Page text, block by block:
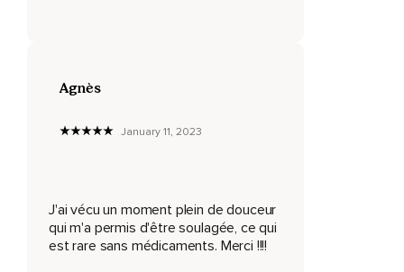
La tristesse,
Observez chaque événement avec douceur et présence,
Sans repousser,
Agnès
January 11, 2023
J'ai vécu un moment plein de douceur
qui m'a permis d'être soulagée, ce qui
est rare sans médicaments. Merci !!!!